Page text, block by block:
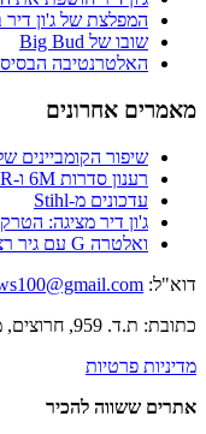
המפלצת של ג'ון דיר
שובו של Big Bud
האלטרנטיבה
מאמרים אחרונים
שיפור הקומביינים
רענון סדרות 6M ו-6R בג'ון דיר
עדכונים מ-Stihl
ג'ון דיר מציגה:
ואלטרה G עם גיר רציף
דוא"ל:
כתובת: ת.ד. 959, חרוצים, מיקוד 60917
מדיניות פרטיות
אתרים ששווה להכיר